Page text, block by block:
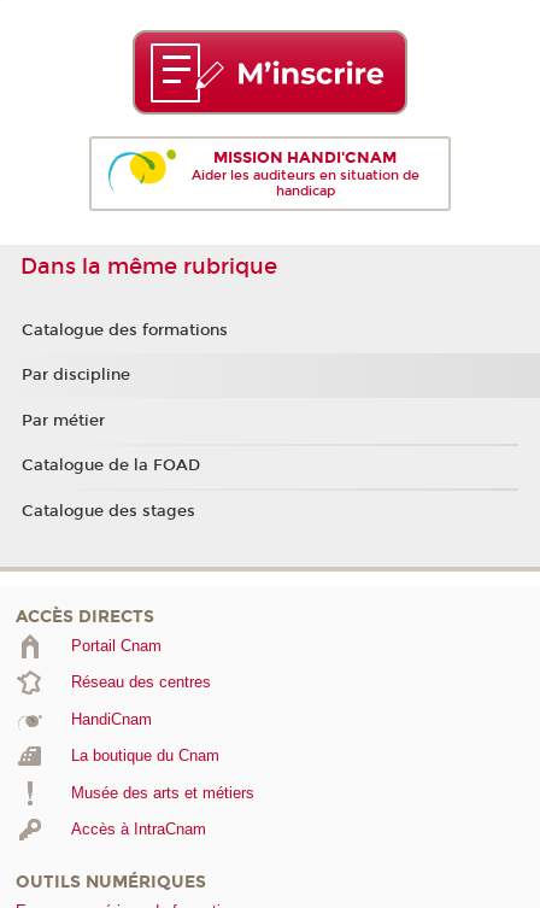
MISSION HANDI'CNAM
Aider les auditeurs en situation de
handicap
Dans la même rubrique
Catalogue des formations
Par discipline
Par métier
Catalogue de la FOAD
Catalogue des stages
ACCÈS DIRECTS
Portail Cnam
Réseau des centres
HandiCnam
La boutique du Cnam
Musée des arts et métiers
Accès à IntraCnam
OUTILS NUMÉRIQUES